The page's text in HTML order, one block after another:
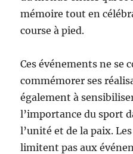
mémoire tout en
course à pied.
Ces événements ne se
commémorer ses
également à
l’importance du sport
l’unité et de la paix.
limitent pas aux